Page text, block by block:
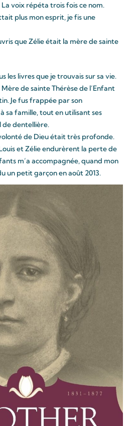
voix répéta trois fois ce nom.
plus mon esprit, je fis une
que Zélie était la mère de sainte
les livres que je trouvais sur sa vie.
de sainte Thérèse de l’Enfant
Je fus frappée par son
sa famille, tout en utilisant ses
de dentellière.
de Dieu était très profonde.
et Zélie endurèrent la perte de
m’a accompagnée, quand mon
un petit garçon en août 2013.